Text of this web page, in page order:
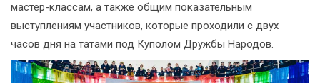
мастер-классам, а также общим показательным
выступлениям участников, которые проходили с двух
часов дня на татами под Куполом Дружбы Народов.